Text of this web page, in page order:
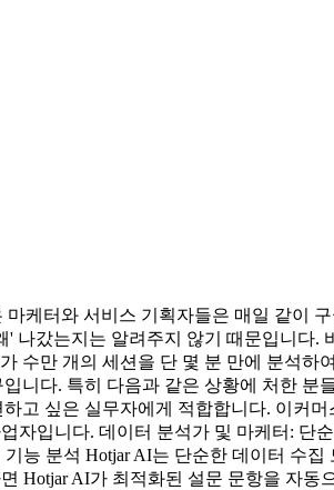
케터와 서비스 기획자들은 매일 같이
나갔는지는 알려주지 않기 때문입니다
수만 개의 세션을 단 몇 분 만에 분석
니다. 특히 다음과 같은 상황에 처한
고 싶은 실무자에게 적합합니다. 이커
자입니다. 데이터 분석가 및 마케터: 단
능 분석 Hotjar AI는 단순한 데이터 수
Hotjar AI가 최적화된 설문 문항을 자